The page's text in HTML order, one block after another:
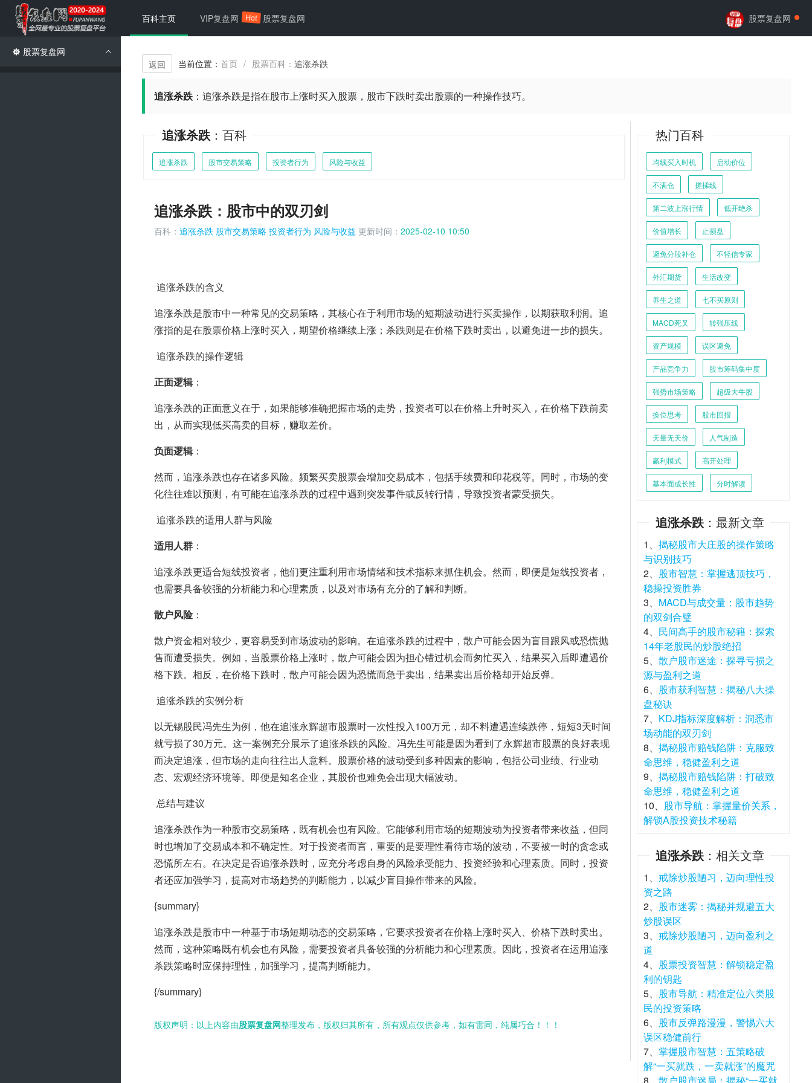
返回 当前位置： 首页 / 股票百科： 追涨杀跌
追涨杀跌 ： 追涨杀跌是指在股市上涨时买入股票，股市下跌时卖出股票的一种操作技巧。
追涨杀跌 ：百科
追涨杀跌 股市交易策略 投资者行为 风险与收益
追涨杀跌：股市中的双刃剑
百科： 追涨杀跌 股市交易策略 投资者行为 风险与收益 更新时间： 2025-02-10 10:50
追涨杀跌的含义
追涨杀跌是股市中一种常见的交易策略，其核心在于利用市场的短期波动进行买卖操作，以期获取利润。追
涨指的是在股票价格上涨时买入，期望价格继续上涨；杀跌则是在价格下跌时卖出，以避免进一步的损失。
追涨杀跌的操作逻辑
正面逻辑：
追涨杀跌的正面意义在于，如果能够准确把握市场的走势，投资者可以在价格上升时买入，在价格下跌前卖
出，从而实现低买高卖的目标，赚取差价。
负面逻辑：
然而，追涨杀跌也存在诸多风险。频繁买卖股票会增加交易成本，包括手续费和印花税等。同时，市场的变
化往往难以预测，有可能在追涨杀跌的过程中遇到突发事件或反转行情，导致投资者蒙受损失。
追涨杀跌的适用人群与风险
适用人群 ：
追涨杀跌更适合短线投资者，他们更注重利用市场情绪和技术指标来抓住机会。然而，即便是短线投资者，
也需要具备较强的分析能力和心理素质，以及对市场有充分的了解和判断。
散户风险：
散户资金相对较少，更容易受到市场波动的影响。在追涨杀跌的过程中，散户可能会因为盲目跟风或恐慌抛
售而遭受损失。例如，当股票价格上涨时，散户可能会因为担心错过机会而匆忙买入，结果买入后即遭遇价
格下跌。相反，在价格下跌时，散户可能会因为恐慌而急于卖出，结果卖出后价格却开始反弹。
追涨杀跌的实例分析
以无锡股民冯先生为例，他在追涨永辉超市股票时一次性投入100万元，却不料遭遇连续跌停，短短3天时间
就亏损了30万元。这一案例充分展示了追涨杀跌的风险。冯先生可能是因为看到了永辉超市股票的良好表现
而决定追涨，但市场的走向往往出人意料。股票价格的波动受到多种因素的影响，包括公司业绩、行业动
态、宏观经济环境等。即便是知名企业，其股价也难免会出现大幅波动。
总结与建议
追涨杀跌作为一种股市交易策略，既有机会也有风险。它能够利用市场的短期波动为投资者带来收益，但同
时也增加了交易成本和不确定性。对于投资者而言，重要的是要理性看待市场的波动，不要被一时的贪念或
恐慌所左右。在决定是否追涨杀跌时，应充分考虑自身的风险承受能力、投资经验和心理素质。同时，投资
者还应加强学习，提高对市场趋势的判断能力，以减少盲目操作带来的风险。
{summary}
追涨杀跌是股市中一种基于市场短期动态的交易策略，它要求投资者在价格上涨时买入、价格下跌时卖出。
然而，这种策略既有机会也有风险，需要投资者具备较强的分析能力和心理素质。因此，投资者在运用追涨
杀跌策略时应保持理性，加强学习，提高判断能力。
{/summary}
版权声明：以上内容由股票复盘网整理发布，版权归其所有，所有观点仅供参考，如有雷同，纯属巧合！！！
热门百科
均线买入时机 启动价位
不满仓 搓揉线
第二波上涨行情 低开绝杀
价值增长 止损盘
避免分段补仓 不轻信专家
外汇期货 生活改变
养生之道 七不买原则
MACD死叉 转强压线
资产规模 误区避免
产品竞争力 股市筹码集中度
强势市场策略 超级大牛股
换位思考 股市回报
天量无天价 人气制造
赢利模式 高开处理
基本面成长性 分时解读
追涨杀跌：最新文章
1、 揭秘股市大庄股的操作策略
与识别技巧
2、 股市智慧：掌握逃顶技巧，
稳操投资胜券
3、 MACD与成交量：股市趋势
的双剑合璧
4、 民间高手的股市秘籍：探索
14年老股民的炒股绝招
5、 散户股市迷途：探寻亏损之
源与盈利之道
6、 股市获利智慧：揭秘八大操
盘秘诀
7、 KDJ指标深度解析：洞悉市
场动能的双刃剑
8、 揭秘股市赔钱陷阱：克服致
命思维，稳健盈利之道
9、 揭秘股市赔钱陷阱：打破致
命思维，稳健盈利之道
10、 股市导航：掌握量价关系，
解锁A股投资技术秘籍
追涨杀跌：相关文章
1、 戒除炒股陋习，迈向理性投
资之路
2、 股市迷雾：揭秘并规避五大
炒股误区
3、 戒除炒股陋习，迈向盈利之
道
4、 股票投资智慧：解锁稳定盈
利的钥匙
5、 股市导航：精准定位六类股
民的投资策略
6、 股市反弹路漫漫，警惕六大
误区稳健前行
7、 掌握股市智慧：五策略破
解“一买就跌，一卖就涨”的魔咒
百科主页 VIP复盘网 Hot 股票复盘网 股票复盘网
股票复盘网